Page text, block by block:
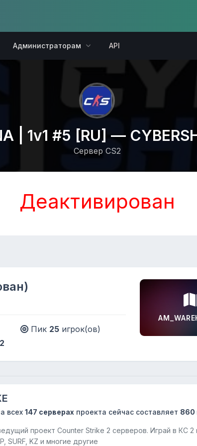
Администраторам API
| 1v1 #5 [RU] —
Сервер CS2
Деактивирован
Пик 25 игрок(ов)
всех 147 серверах проекта сейчас составляет 860
проект Counter Strike 2 серверов. Играй в КС
SURF, KZ и многие другие